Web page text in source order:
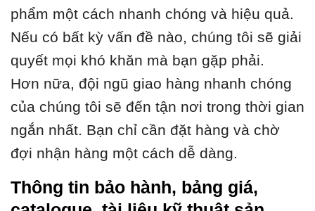
phẩm một cách nhanh chóng và hiệu quả.
Nếu có bất kỳ vấn đề nào, chúng tôi sẽ giải
quyết mọi khó khăn mà bạn gặp phải.
Hơn nữa, đội ngũ giao hàng nhanh chóng
của chúng tôi sẽ đến tận nơi trong thời gian
ngắn nhất. Bạn chỉ cần đặt hàng và chờ
đợi nhận hàng một cách dễ dàng.
Thông tin bảo hành, bảng giá,